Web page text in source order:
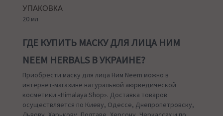
УПАКОВКА
20 мл
ГДЕ КУПИТЬ МАСКУ ДЛЯ ЛИЦА НИМ
NEEM HERBALS В УКРАИНЕ?
Приобрести маску для лица Ним Neem можно в
интернет-магазине натуральной аюрведической
косметики «Himalaya Shop». Доставка товаров
осуществляется по Киеву, Одессе, Днепропетровску,